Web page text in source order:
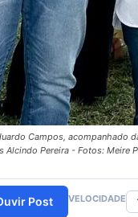
Campos, acompanhado
Alcindo Pereira - Fotos: Meire
Post VELOCIDADE